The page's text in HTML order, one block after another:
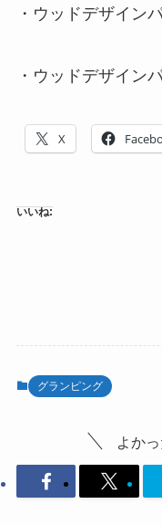
・ウッドデザイン
・ウッドデザイン
X
いいね:
グランピング
よか